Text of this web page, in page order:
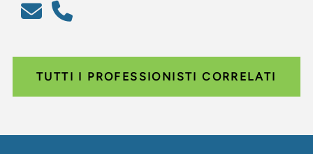
TUTTI I PROFESSIONISTI CORRELATI